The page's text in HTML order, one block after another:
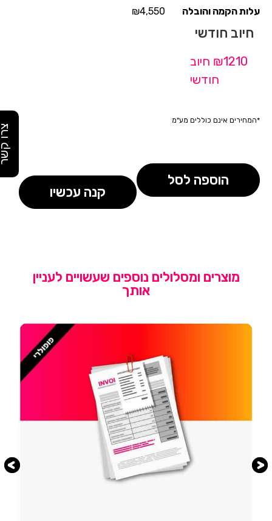
₪4,550
חיוב חודשי
₪1210 חיוב
חודשי
*המחירים אינם כוללים מע"מ
הוספה לסל
קנה עכשיו
מוצרים ומסלולים נוספים שעשויים לעניין
אותך